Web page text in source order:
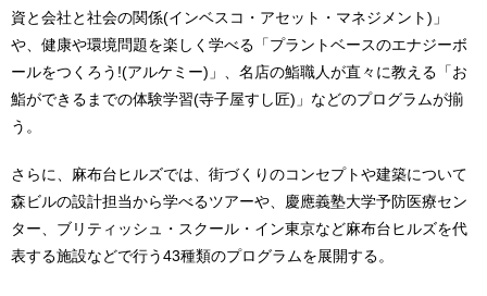
資と会社と社会の関係(インベスコ・アセット・マネジメント)」
や、健康や環境問題を楽しく学べる「プラントベースのエナジーボ
ールをつくろう!(アルケミー)」、名店の鮨職人が直々に教える「お
鮨ができるまでの体験学習(寺子屋すし匠)」などのプログラムが揃
う。
さらに、麻布台ヒルズでは、街づくりのコンセプトや建築について
森ビルの設計担当から学べるツアーや、慶應義塾大学予防医療セン
ター、ブリティッシュ・スクール・イン東京など麻布台ヒルズを代
表する施設などで行う43種類のプログラムを展開する。